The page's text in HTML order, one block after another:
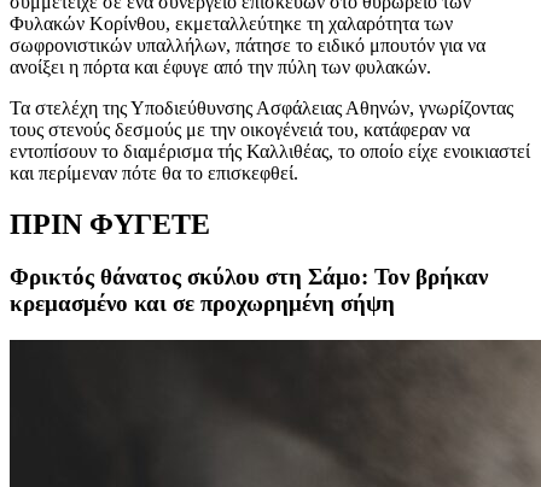
Φυλακών Κορίνθου, εκμεταλλεύτηκε τη χαλαρότητα των
σωφρονιστικών υπαλλήλων, πάτησε το ειδικό μπουτόν για να
ανοίξει η πόρτα και έφυγε από την πύλη των φυλακών.
Τα στελέχη της Υποδιεύθυνσης Ασφάλειας Αθηνών, γνωρίζοντας
τους στενούς δεσμούς με την οικογένειά του, κατάφεραν να
εντοπίσουν το διαμέρισμα τής Καλλιθέας, το οποίο είχε ενοικιαστεί
και περίμεναν πότε θα το επισκεφθεί.
ΠΡΙΝ ΦΥΓΕΤΕ
Φρικτός θάνατος σκύλου στη Σάμο: Τον βρήκαν
κρεμασμένο και σε προχωρημένη σήψη